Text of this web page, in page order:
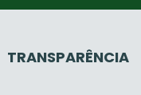
TRANSPARÊNCIA